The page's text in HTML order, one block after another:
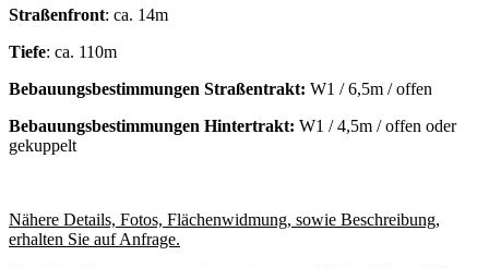
Straßenfront: ca. 14m
Tiefe: ca. 110m
Bebauungsbestimmungen Straßentrakt: W1 / 6,5m / offen
Bebauungsbestimmungen Hintertrakt: W1 / 4,5m / offen oder
gekuppelt
Nähere Details, Fotos, Flächenwidmung, sowie Beschreibung,
erhalten Sie auf Anfrage.